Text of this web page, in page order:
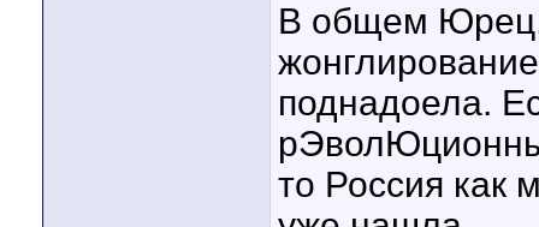
В общем Юрец,
поднадоела.
то Россия как